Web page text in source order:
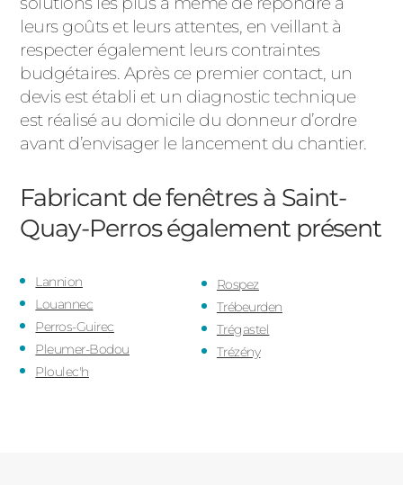
leurs goûts et leurs attentes, en veillant à
respecter également leurs contraintes
budgétaires. Après ce premier contact, un
devis est établi et un diagnostic technique
est réalisé au domicile du donneur d’ordre
avant d’envisager le lancement du chantier.
Fabricant de fenêtres à Saint-
Quay-Perroségalement présent
Lannion
Louannec
Perros-Guirec
Pleumer-Bodou
Ploulec'h
Rospez
Trébeurden
Trégastel
Trézény